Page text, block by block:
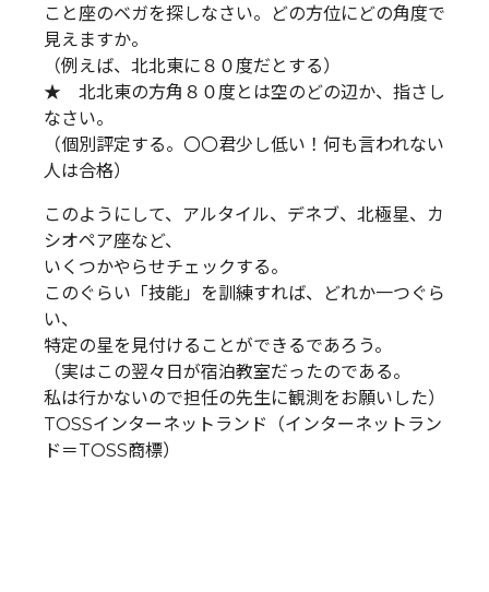
こと座のベガを探しなさい。どの方位にどの角度で
見えますか。
（例えば、北北東に８０度だとする）
★ 北北東の方角８０度とは空のどの辺か、指さし
なさい。
（個別評定する。〇〇君少し低い！何も言われない
人は合格）
このようにして、アルタイル、デネブ、北極星、カ
シオペア座など、
いくつかやらせチェックする。
このぐらい「技能」を訓練すれば、どれか一つぐら
い、
特定の星を見付けることができるであろう。
（実はこの翌々日が宿泊教室だったのである。
私は行かないので担任の先生に観測をお願いした）
TOSSインターネットランド（インターネットラン
ド＝TOSS商標）